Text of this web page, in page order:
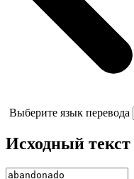
Выберите язык перевода
Исходный текст